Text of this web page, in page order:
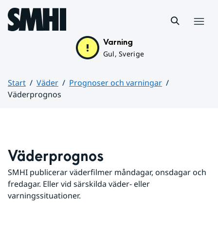
Hoppa till sidans innehåll
Varning
Gul, Sverige
Start Väder
Prognoser och varningar
Väderprognos
Väderprognos
SMHI publicerar väderfilmer måndagar, onsdagar och
fredagar. Eller vid särskilda väder- eller
varningssituationer.